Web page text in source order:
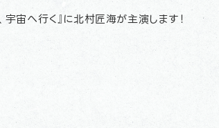
宙へ行く』に北村匠海が主演します！